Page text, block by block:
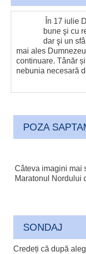
În 17 iulie
bune şi cu
dar şi un
mai ales
continuare. Tânăr
nebunia necesară
POZA
Câteva imagini mai
Maratonul Nordului
SONDAJ
Credeți că după